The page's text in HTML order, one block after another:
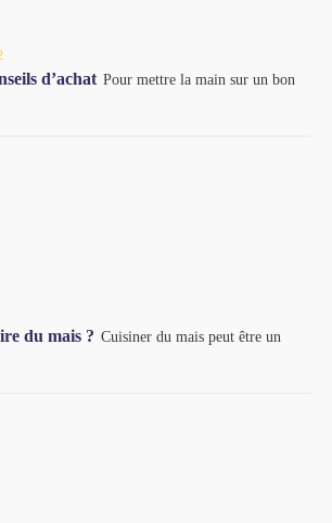
d’achat Pour mettre la main sur un bon
du mais ? Cuisiner du mais peut être un